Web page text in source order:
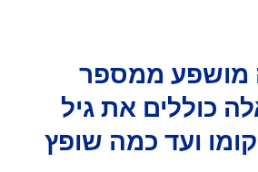
מושפע ממספר
כוללים את גיל
ועד כמה שופץ